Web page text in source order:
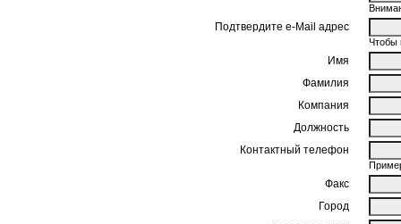
Подтвердите e-Mail адрес
Чтобы
Имя
Фамилия
Компания
Должность
Контактный телефон
Факс
Город